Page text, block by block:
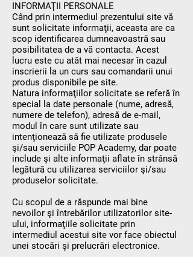
INFORMAŢII PERSONALE
Când prin intermediul prezentului site vă
sunt solicitate informaţii, aceasta are ca
scop identificarea dumneavoastră sau
posibilitatea de a vă contacta. Acest
lucru este cu atât mai necesar în cazul
inscrierii la un curs sau comandarii unui
produs disponibile pe site.
Natura informaţiilor solicitate se referă în
special la date personale (nume, adresă,
numere de telefon), adresă de e-mail,
modul în care sunt utilizate sau
intenţionează să fie utilizate produsele
şi/sau serviciile POP Academy, dar poate
include şi alte informaţii aflate în strânsă
legătură cu utilizarea serviciilor şi/sau
produselor solicitate.
Cu scopul de a răspunde mai bine
nevoilor şi întrebărilor utilizatorilor site-
ului, informaţiile solicitate prin
intermediul acestui site vor face obiectul
unei stocări şi prelucrări electronice.